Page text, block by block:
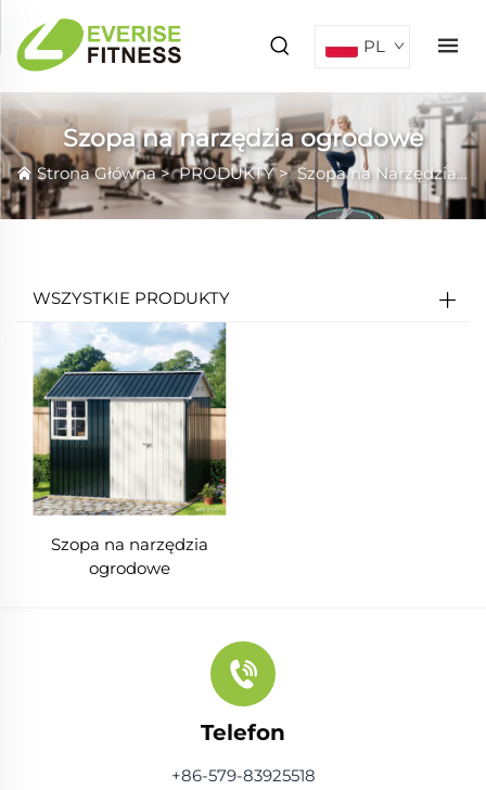
PL
Szopa na narzędzia ogrodowe
Strona Główna>PRODUKTY>Szopa na Narzędzia Ogrodnicze
WSZYSTKIE PRODUKTY
Szopa na narzędzia
ogrodowe
Telefon
+86-579-83925518